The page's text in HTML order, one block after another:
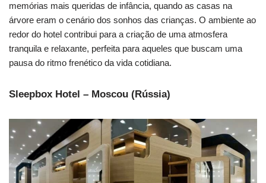
memórias mais queridas de infância, quando as casas na
árvore eram o cenário dos sonhos das crianças. O ambiente ao
redor do hotel contribui para a criação de uma atmosfera
tranquila e relaxante, perfeita para aqueles que buscam uma
pausa do ritmo frenético da vida cotidiana.
Sleepbox Hotel – Moscou (Rússia)